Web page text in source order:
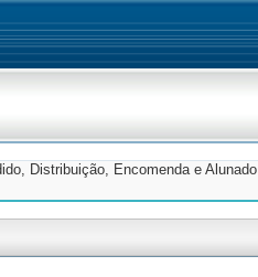
Distribuição, Encomenda e Alunado